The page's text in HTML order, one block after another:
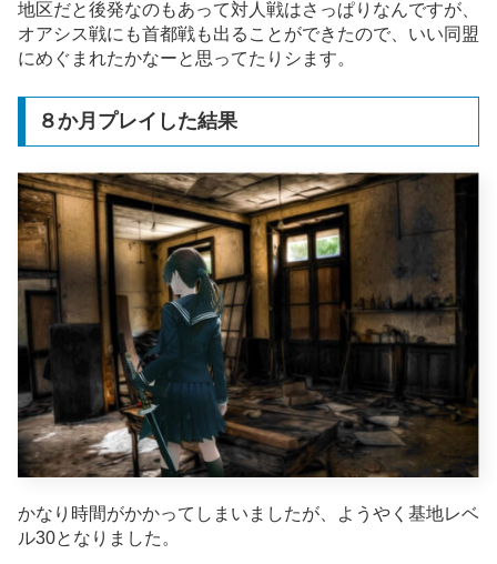
地区だと後発なのもあって対人戦はさっぱりなんですが、
オアシス戦にも首都戦も出ることができたので、いい同盟
にめぐまれたかなーと思ってたりシます。
８か月プレイした結果
かなり時間がかかってしまいましたが、ようやく基地レベ
ル30となりました。